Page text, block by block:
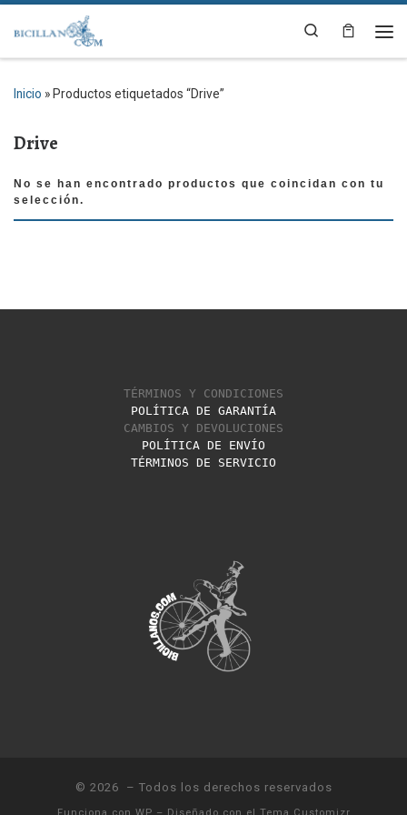
Saltar al contenido
Search
Inicio » Productos etiquetados “Drive”
Drive
No se han encontrado productos que coincidan con tu
selección.
TÉRMINOS Y CONDICIONES
POLÍTICA DE GARANTÍA
CAMBIOS Y DEVOLUCIONES
POLÍTICA DE ENVÍO
TÉRMINOS DE SERVICIO
© 2026 – Todos los derechos reservados
Funciona con WP – Diseñado con el Tema Customizr